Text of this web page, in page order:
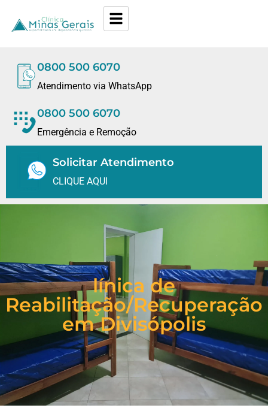
0800 500 6070
Atendimento via WhatsApp
0800 500 6070
Emergência e Remoção
Solicitar Atendimento
CLIQUE AQUI
línica de
Reabilitação/Recuperação
em Divisópolis